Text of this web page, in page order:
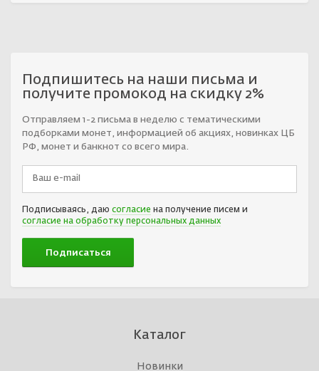
Подпишитесь на наши письма и
получите промокод на скидку 2%
Отправляем 1-2 письма в неделю с тематическими
подборками монет, информацией об акциях, новинках ЦБ
РФ, монет и банкнот со всего мира.
Подписываясь, даю согласие на получение писем и
согласие на обработку персональных данных
Каталог
Новинки